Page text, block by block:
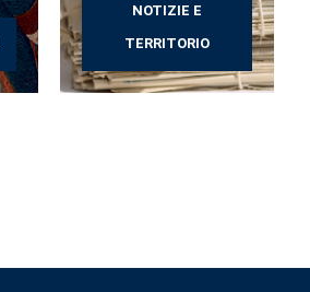
NOTIZIE E
TERRITORIO